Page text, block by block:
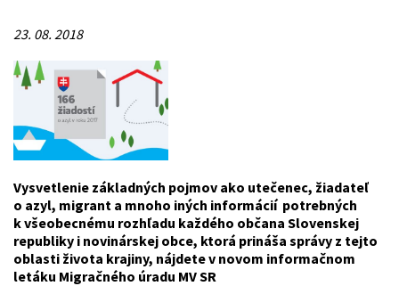
23. 08. 2018
Vysvetlenie základných pojmov ako utečenec, žiadateľ
o azyl, migrant a mnoho iných informácií potrebných
k všeobecnému rozhľadu každého občana Slovenskej
republiky i novinárskej obce, ktorá prináša správy z tejto
oblasti života krajiny, nájdete v novom informačnom
letáku Migračného úradu MV SR